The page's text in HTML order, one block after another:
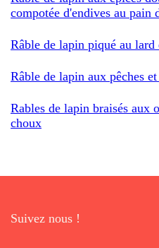
compotée d'endives au pain
Râble de lapin piqué au lard
Râble de lapin aux pêches
Rables de lapin braisés aux
choux
Suivez nous !